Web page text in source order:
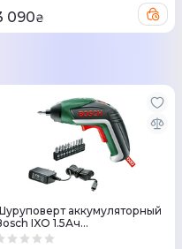
090₴
аккумуляторный
IXO 1.5Ач